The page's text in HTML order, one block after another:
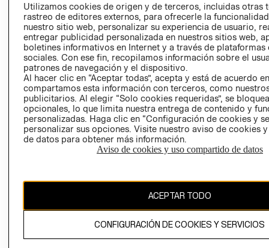
AVISO DE
PRIVACIDAD
GIFT CARD
AVISO DE
El contenido de esta página web está protegido por copyright y es
Utilizamos cookies de origen y de terceros, incluidas otras
rastreo de editores externos, para ofrecerle la
nuestro sitio web, personalizar su experiencia de usuario,
entregar publicidad personalizada en nuestros sitios web,
boletines informativos en Internet y a través de plataformas
sociales. Con ese fin, recopilamos información sobre el
patrones de navegación y el dispositivo.
Al hacer clic en “Aceptar todas”, acepta y está de acuerdo
compartamos esta información con terceros, como
publicitarios. Al elegir “Solo cookies requeridas”, se
opcionales, lo que limita nuestra entrega de contenido y
personalizadas. Haga clic en “Configuración de cookies y
personalizar sus opciones. Visite nuestro aviso de cookies
de datos para obtener más información.
Aviso de cookies y uso compartido de datos
ACEPTAR TODO
CONFIGURACIÓN DE COOKIES Y SERVICIOS